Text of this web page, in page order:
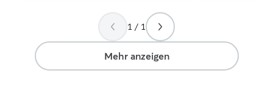
nächsten Termin gebucht. Vielen Dank
1 / 1
Mehr anzeigen